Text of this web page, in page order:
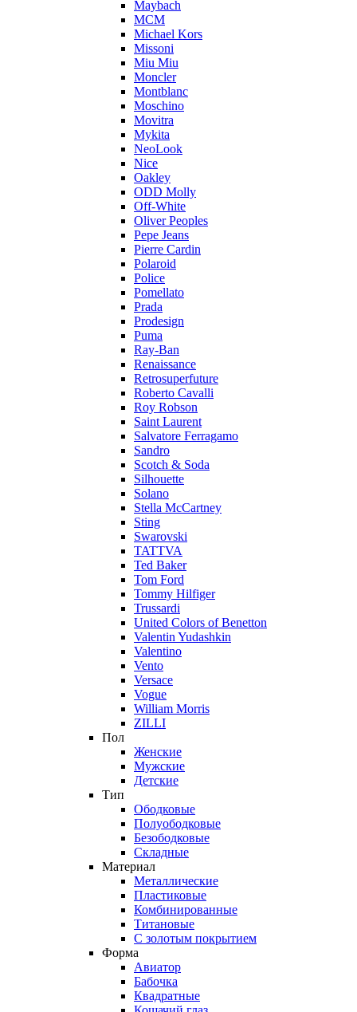
Maybach
MCM
Michael Kors
Missoni
Miu Miu
Moncler
Montblanc
Moschino
Movitra
Mykita
NeoLook
Nice
Oakley
ODD Molly
Off-White
Oliver Peoples
Pepe Jeans
Pierre Cardin
Polaroid
Police
Pomellato
Prada
Prodesign
Puma
Ray-Ban
Renaissance
Retrosuperfuture
Roberto Cavalli
Roy Robson
Saint Laurent
Salvatore Ferragamo
Sandro
Scotch & Soda
Silhouette
Solano
Stella McCartney
Sting
Swarovski
TATTVA
Ted Baker
Tom Ford
Tommy Hilfiger
Trussardi
United Colors of Benetton
Valentin Yudashkin
Valentino
Vento
Versace
Vogue
William Morris
ZILLI
Пол
Женские
Мужские
Детские
Тип
Ободковые
Полуободковые
Безободковые
Складные
Материал
Металлические
Пластиковые
Комбинированные
Титановые
С золотым покрытием
Форма
Авиатор
Бабочка
Квадратные